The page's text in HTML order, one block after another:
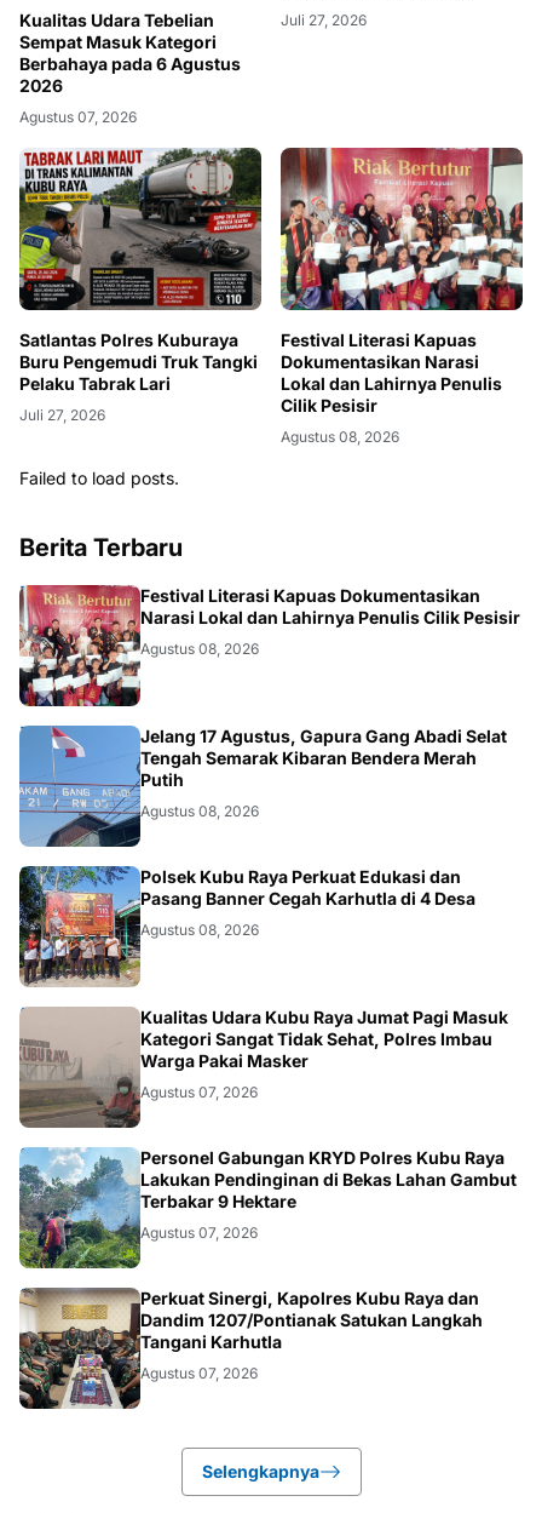
Kualitas Udara Tebelian
Sempat Masuk Kategori
Berbahaya pada 6 Agustus
2026
Agustus 07, 2026
Juli 27, 2026
Satlantas Polres Kuburaya
Buru Pengemudi Truk Tangki
Pelaku Tabrak Lari
Juli 27, 2026
Festival Literasi Kapuas
Dokumentasikan Narasi
Lokal dan Lahirnya Penulis
Cilik Pesisir
Agustus 08, 2026
Failed to load posts.
Berita Terbaru
DAERAH
Festival Literasi Kapuas Dokumentasikan
Narasi Lokal dan Lahirnya Penulis Cilik Pesisir
Agustus 08, 2026
Jelang 17 Agustus, Gapura Gang Abadi Selat
Tengah Semarak Kibaran Bendera Merah
Putih
Agustus 08, 2026
KALBAR
Polsek Kubu Raya Perkuat Edukasi dan
Pasang Banner Cegah Karhutla di 4 Desa
Agustus 08, 2026
KALBAR
Kualitas Udara Kubu Raya Jumat Pagi Masuk
Kategori Sangat Tidak Sehat, Polres Imbau
Warga Pakai Masker
Agustus 07, 2026
KALBAR
Personel Gabungan KRYD Polres Kubu Raya
Lakukan Pendinginan di Bekas Lahan Gambut
Terbakar 9 Hektare
Agustus 07, 2026
KALBAR
Perkuat Sinergi, Kapolres Kubu Raya dan
Dandim 1207/Pontianak Satukan Langkah
Tangani Karhutla
Agustus 07, 2026
Selengkapnya